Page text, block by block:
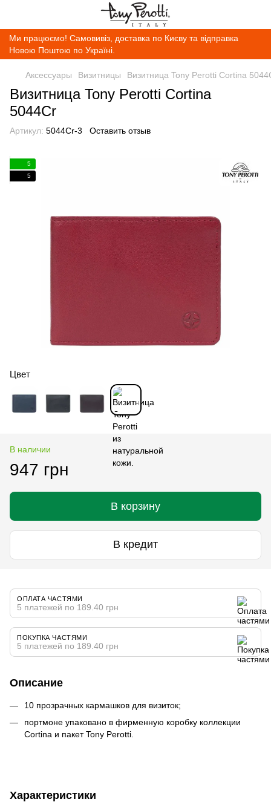
Ми працюємо! Самовивіз, доставка по Києву та відправка
Новою Поштою по Україні.
Аксессуары Визитницы Визитница Tony Perotti Cortina
Визитница Tony Perotti Cortina
5044Cr
Артикул: 5044Cr-3 Оставить отзыв
5
5
Цвет
В наличии
947 грн
В корзину
В кредит
ОПЛАТА ЧАСТЯМИ
5 платежей по 189.40 грн
ПОКУПКА ЧАСТЯМИ
5 платежей по 189.40 грн
Описание
10 прозрачных кармашков для визиток;
портмоне упаковано в фирменную коробку коллекции
Cortina и пакет Tony Perotti.
Характеристики